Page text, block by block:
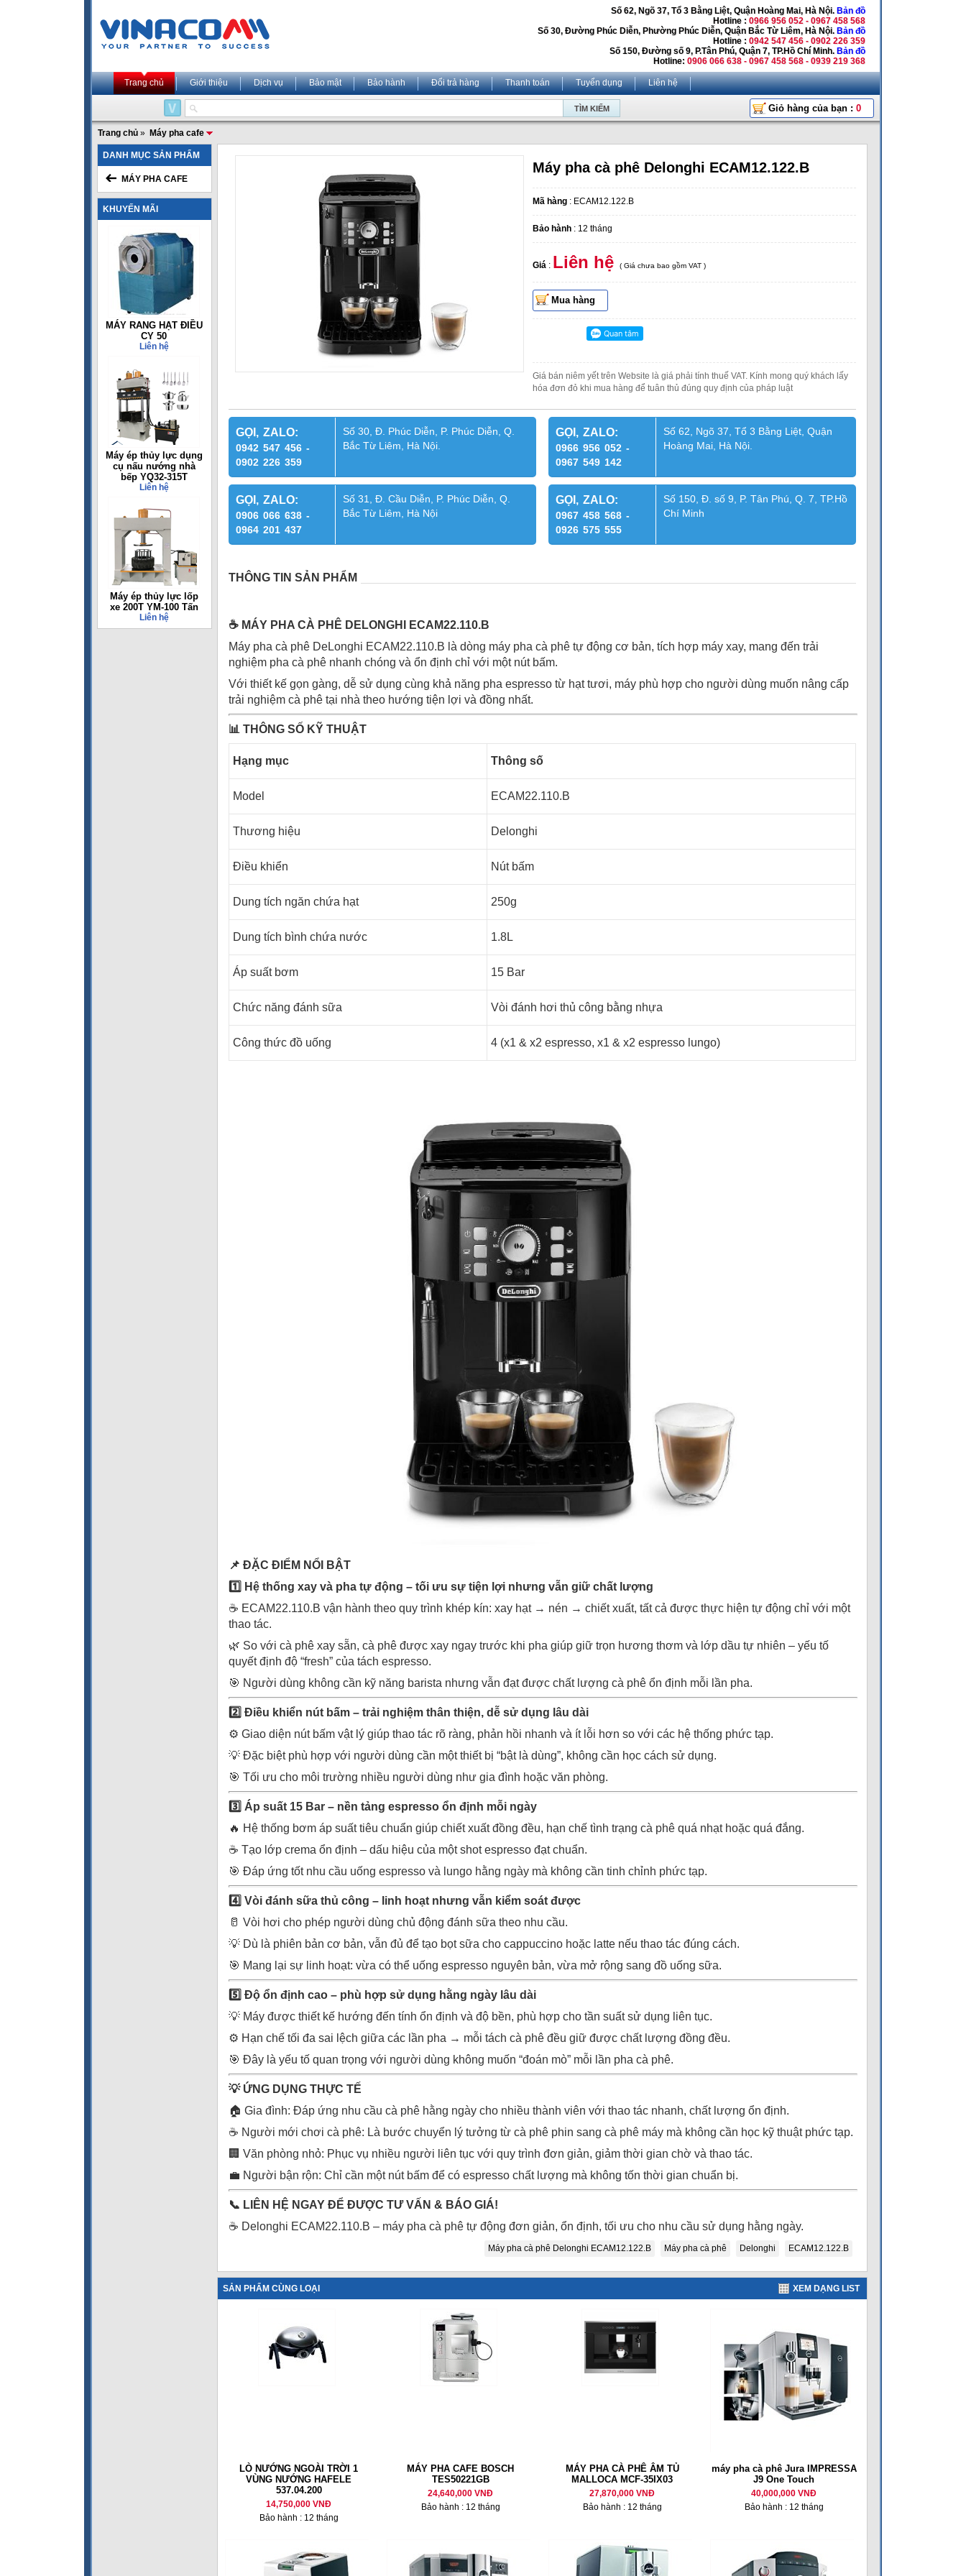
Số 62, Ngõ 37, Tổ 3 Bằng Liệt, Quận Hoàng Mai, Hà Nội. Bản đồ
Hotline : 0966 956 052 - 0967 458 568
Số 30, Đường Phúc Diễn, Phường Phúc Diễn, Quận Bắc Từ Liêm, Hà Nội. Bản đồ
Hotline : 0942 547 456 - 0902 226 359
Số 150, Đường số 9, P.Tân Phú, Quận 7, TP.Hồ Chí Minh. Bản đồ
Hotline: 0906 066 638 - 0967 458 568 - 0939 219 368
Trang chủ Giới thiệu Dịch vụ Bảo mật Bảo hành Đổi trả hàng Thanh toán Tuyển dụng Liên hệ
Giỏ hàng của bạn : 0
Trang chủ » Máy pha cafe
DANH MỤC SẢN PHẨM
MÁY PHA CAFE
KHUYẾN MÃI
MÁY RANG HẠT ĐIỀU
CY 50
Liên hệ
Máy ép thủy lực dụng
cụ nấu nướng nhà
bếp YQ32-315T
Liên hệ
Máy ép thủy lực lốp
xe 200T YM-100 Tấn
Liên hệ
Máy pha cà phê Delonghi ECAM12.122.B
Mã hàng : ECAM12.122.B
Bảo hành : 12 tháng
Giá : Liên hệ ( Giá chưa bao gồm VAT )
Mua hàng
Giá bán niêm yết trên Website là giá phải tính thuế VAT. Kính mong quý khách lấy
hóa đơn đỏ khi mua hàng để tuân thủ đúng quy định của pháp luật
GỌI, ZALO:
0942 547 456 -
0902 226 359
Số 30, Đ. Phúc Diễn, P. Phúc Diễn, Q.
Bắc Từ Liêm, Hà Nội.
GỌI, ZALO:
0966 956 052 -
0967 549 142
Số 62, Ngõ 37, Tổ 3 Bằng Liệt, Quận
Hoàng Mai, Hà Nội.
GỌI, ZALO:
0906 066 638 -
0964 201 437
Số 31, Đ. Cầu Diễn, P. Phúc Diễn, Q.
Bắc Từ Liêm, Hà Nội
GỌI, ZALO:
0967 458 568 -
0926 575 555
Số 150, Đ. số 9, P. Tân Phú, Q. 7, TP.Hồ
Chí Minh
THÔNG TIN SẢN PHẨM
☕ MÁY PHA CÀ PHÊ DELONGHI ECAM22.110.B
Máy pha cà phê DeLonghi ECAM22.110.B là dòng máy pha cà phê tự động cơ bản, tích hợp máy xay, mang đến trải
nghiệm pha cà phê nhanh chóng và ổn định chỉ với một nút bấm.
Với thiết kế gọn gàng, dễ sử dụng cùng khả năng pha espresso từ hạt tươi, máy phù hợp cho người dùng muốn nâng cấp
trải nghiệm cà phê tại nhà theo hướng tiện lợi và đồng nhất.
📊 THÔNG SỐ KỸ THUẬT
Hạng mục Thông số
Model ECAM22.110.B
Thương hiệu Delonghi
Điều khiển Nút bấm
Dung tích ngăn chứa hạt 250g
Dung tích bình chứa nước 1.8L
Áp suất bơm 15 Bar
Chức năng đánh sữa Vòi đánh hơi thủ công bằng nhựa
Công thức đồ uống 4 (x1 & x2 espresso, x1 & x2 espresso lungo)
📌 ĐẶC ĐIỂM NỔI BẬT
1️
Hệ thống xay và pha tự động – tối ưu sự tiện lợi nhưng vẫn giữ chất lượng
☕ ECAM22.110.B vận hành theo quy trình khép kín: xay hạt → nén → chiết xuất, tất cả được thực hiện tự động chỉ với một
thao tác.
🌿 So với cà phê xay sẵn, cà phê được xay ngay trước khi pha giúp giữ trọn hương thơm và lớp dầu tự nhiên – yếu tố
quyết định độ “fresh” của tách espresso.
🎯 Người dùng không cần kỹ năng barista nhưng vẫn đạt được chất lượng cà phê ổn định mỗi lần pha.
2️ Điều khiển nút bấm – trải nghiệm thân thiện, dễ sử dụng lâu dài
⚙️ Giao diện nút bấm vật lý giúp thao tác rõ ràng, phản hồi nhanh và ít lỗi hơn so với các hệ thống phức tạp.
💡 Đặc biệt phù hợp với người dùng cần một thiết bị “bật là dùng”, không cần học cách sử dụng.
🎯 Tối ưu cho môi trường nhiều người dùng như gia đình hoặc văn phòng.
3️ Áp suất 15 Bar – nền tảng espresso ổn định mỗi ngày
🔥 Hệ thống bơm áp suất tiêu chuẩn giúp chiết xuất đồng đều, hạn chế tình trạng cà phê quá nhạt hoặc quá đắng.
☕ Tạo lớp crema ổn định – dấu hiệu của một shot espresso đạt chuẩn.
🎯 Đáp ứng tốt nhu cầu uống espresso và lungo hằng ngày mà không cần tinh chỉnh phức tạp.
4️ Vòi đánh sữa thủ công – linh hoạt nhưng vẫn kiểm soát được
🥛 Vòi hơi cho phép người dùng chủ động đánh sữa theo nhu cầu.
💡 Dù là phiên bản cơ bản, vẫn đủ để tạo bọt sữa cho cappuccino hoặc latte nếu thao tác đúng cách.
🎯 Mang lại sự linh hoạt: vừa có thể uống espresso nguyên bản, vừa mở rộng sang đồ uống sữa.
5️ Độ ổn định cao – phù hợp sử dụng hằng ngày lâu dài
💡 Máy được thiết kế hướng đến tính ổn định và độ bền, phù hợp cho tần suất sử dụng liên tục.
⚙️ Hạn chế tối đa sai lệch giữa các lần pha → mỗi tách cà phê đều giữ được chất lượng đồng đều.
🎯 Đây là yếu tố quan trọng với người dùng không muốn “đoán mò” mỗi lần pha cà phê.
💡ỨNG DỤNG THỰC TẾ
🏠 Gia đình: Đáp ứng nhu cầu cà phê hằng ngày cho nhiều thành viên với thao tác nhanh, chất lượng ổn định.
☕ Người mới chơi cà phê: Là bước chuyển lý tưởng từ cà phê phin sang cà phê máy mà không cần học kỹ thuật phức tạp.
🏢 Văn phòng nhỏ: Phục vụ nhiều người liên tục với quy trình đơn giản, giảm thời gian chờ và thao tác.
‍💼 Người bận rộn: Chỉ cần một nút bấm để có espresso chất lượng mà không tốn thời gian chuẩn bị.
📞 LIÊN HỆ NGAY ĐỂ ĐƯỢC TƯ VẤN & BÁO GIÁ!
☕ Delonghi ECAM22.110.B – máy pha cà phê tự động đơn giản, ổn định, tối ưu cho nhu cầu sử dụng hằng ngày.
Máy pha cà phê Delonghi ECAM12.122.B Máy pha cà phê Delonghi ECAM12.122.B
SẢN PHẨM CÙNG LOẠI XEM DẠNG LIST
LÒ NƯỚNG NGOÀI TRỜI 1
VÙNG NƯỚNG HAFELE
537.04.200
14,750,000 VNĐ
Bảo hành : 12 tháng
MÁY PHA CAFE BOSCH
TES50221GB
24,640,000 VNĐ
Bảo hành : 12 tháng
MÁY PHA CÀ PHÊ ÂM TỦ
MALLOCA MCF-35IX03
27,870,000 VNĐ
Bảo hành : 12 tháng
máy pha cà phê Jura IMPRESSA
J9 One Touch
40,000,000 VNĐ
Bảo hành : 12 tháng